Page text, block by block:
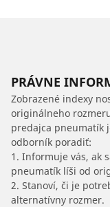
PRÁVNE
Zobrazené indexy
originálneho
predajca pneumatík
odborník poradiť:
1. Informuje vás, ak
pneumatík líši od
2. Stanoví, či je
alternatívny rozmer.